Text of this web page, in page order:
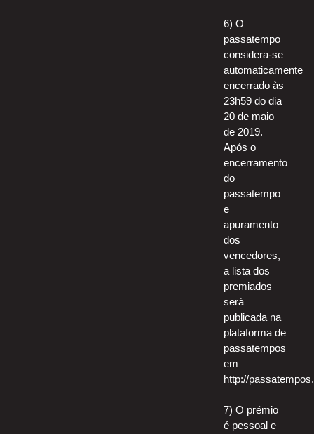
6) O
passatempo
considera-se
automaticamente
encerrado às
23h59 do dia
20 de maio
de 2019.
Após o
encerramento
do
passatempo
e
apuramento
dos
vencedores,
a lista dos
premiados
será
publicada na
plataforma de
passatempos
em
http://
7) O prémio
é pessoal e